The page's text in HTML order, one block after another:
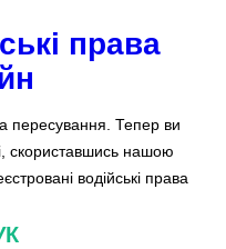
права
пересування. Тепер ви
скориставшись нашою
водійські права